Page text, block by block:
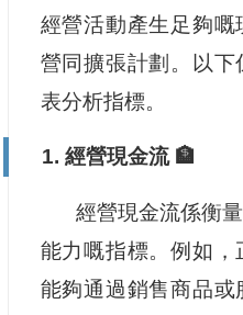
經營活動產生足夠嘅
營同擴張計劃。以
表分析指標。
1. 經營現金流 🏦
經營現金流係衡
能力嘅指標。例如
能夠通過銷售商品或